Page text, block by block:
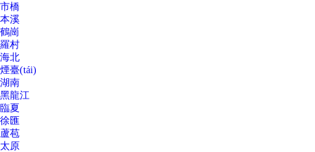
市橋
本溪
鶴崗
羅村
海北
煙臺(tái)
湖南
黑龍江
臨夏
徐匯
蘆苞
太原